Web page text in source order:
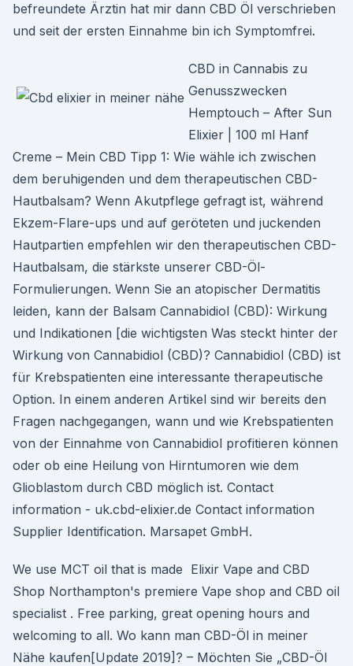
befreundete Ärztin hat mir dann CBD Öl verschrieben
und seit der ersten Einnahme bin ich Symptomfrei.
CBD in Cannabis zu
Genusszwecken
Hemptouch – After Sun
Elixier | 100 ml Hanf
Creme – Mein CBD Tipp 1: Wie wähle ich zwischen
dem beruhigenden und dem therapeutischen CBD-
Hautbalsam? Wenn Akutpflege gefragt ist, während
Ekzem-Flare-ups und auf geröteten und juckenden
Hautpartien empfehlen wir den therapeutischen CBD-
Hautbalsam, die stärkste unserer CBD-Öl-
Formulierungen. Wenn Sie an atopischer Dermatitis
leiden, kann der Balsam Cannabidiol (CBD): Wirkung
und Indikationen [die wichtigsten Was steckt hinter der
Wirkung von Cannabidiol (CBD)? Cannabidiol (CBD) ist
für Krebspatienten eine interessante therapeutische
Option. In einem anderen Artikel sind wir bereits den
Fragen nachgegangen, wann und wie Krebspatienten
von der Einnahme von Cannabidiol profitieren können
oder ob eine Heilung von Hirntumoren wie dem
Glioblastom durch CBD möglich ist. Contact
information - uk.cbd-elixier.de Contact information
Supplier Identification. Marsapet GmbH.
We use MCT oil that is made Elixir Vape and CBD
Shop Northampton's premiere Vape shop and CBD oil
specialist . Free parking, great opening hours and
welcoming to all. Wo kann man CBD-Öl in meiner
Nähe kaufen[Update 2019]? – Möchten Sie „CBD-Öl